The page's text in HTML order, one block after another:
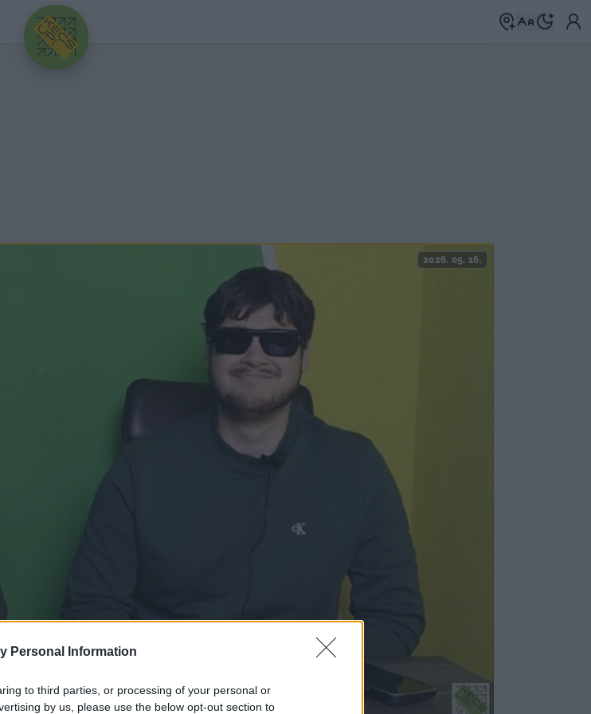
Personal Information
to third parties, or processing of your personal or
by us, please use the below opt-out section to
HIRDETÉS
2026. 05. 16.